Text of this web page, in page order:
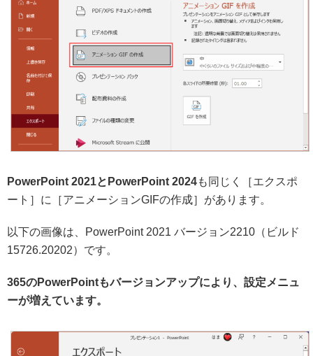
PowerPoint 2021とPowerPoint 2024も同じく［エクスポ
ート］に［アニメーションGIFの作成］があります。
以下の画像は、PowerPoint 2021 バージョン2210（ビルド
15726.20202）です。
365のPowerPointもバージョンアップにより、設定メニュ
ーが増えています。